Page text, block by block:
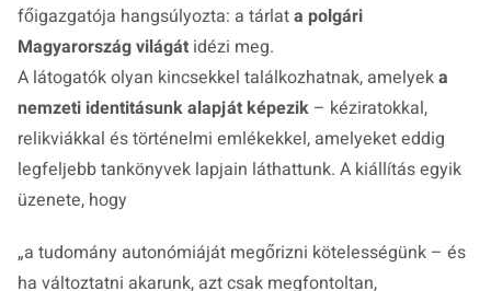
főigazgatója hangsúlyozta: a tárlata polgári
Magyarország világát idézi meg.
A látogatók olyan kincsekkel találkozhatnak, amelyeka
nemzeti identitásunk alapját képezik – kéziratokkal,
relikviákkal és történelmi emlékekkel, amelyeket eddig
legfeljebb tankönyvek lapjain láthattunk. A kiállítás egyik
üzenete, hogy
„a tudomány autonómiáját megőrizni kötelességünk – és
ha változtatni akarunk, azt csak megfontoltan,